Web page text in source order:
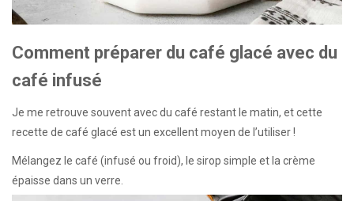
Comment préparer du café glacé avec du
café infusé
Je me retrouve souvent avec du café restant le matin, et cette
recette de café glacé est un excellent moyen de l’utiliser !
Mélangez le café (infusé ou froid), le sirop simple et la crème
épaisse dans un verre.